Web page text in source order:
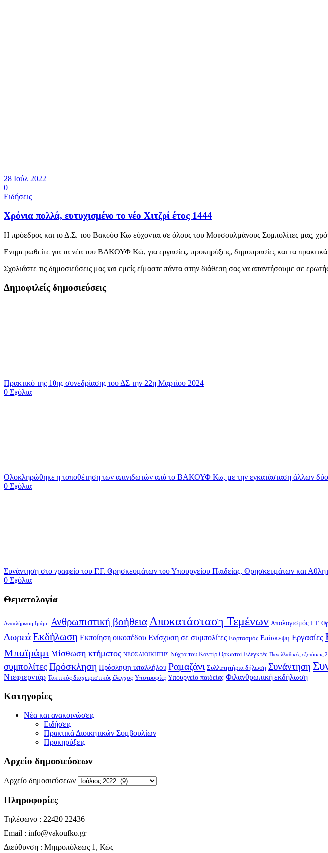
28 Ιούλ 2022
0
Ειδήσεις
Χρόνια πολλά, ευτυχισμένο το νέο Χιτζρί έτος 1444
Η πρόεδρος και το Δ.Σ. του Βακούφ Κω εύχονται σε όλους του Μουσουλμάνους Συμπολίτες μας,
Ενημερωθείτε για τα νέα του ΒΑΚΟΥΦ Κώ, για εργασίες, προκηρύξεις, δημοπρασίες και τα
Σχολιάστε τις δημοσιεύσεις μας και εμείς είμαστε πάντα στην διάθεση σας να απαντήσουμε σε
Δημοφιλείς δημοσιεύσεις
Πρακτικό της 10ης συνεδρίασης του ΔΣ την 22η Μαρτίου 2024
0 Σχόλια
Ολοκληρώθηκε η τοποθέτηση των απινιδωτών από το ΒΑΚΟΥΦ Κω, με την εγκατάσταση άλλων
0 Σχόλια
Συνάντηση στο γραφείο του Γ.Γ. Θρησκευμάτων του Υπουργείου Παιδείας, Θρησκευμάτων και
0 Σχόλια
Θεματολογία
Αναπλήρωση Ιμάμη Ανθρωπιστική βοήθεια Αποκατάσταση Τεμένων Απολογισμός Γ.Γ.
ΔωρεάΕκδήλωση Εκποίηση οικοπέδου Ενίσχυση σε συμπολίτες Εορτασμός Επίσκεψη Εργασίες
Μπαϊράμι Μίσθωση κτήματος ΝΕΟΣ ΔΙΟΙΚΗΤΗΣ Νύχτα του Καντίρ Ορκωτοί Ελεγκτές Πανελλαδικές εξετάσεις
συμπολίτες Πρόσκληση Πρόσληψη υπαλλήλου Ραμαζάνι Συλλυπητήρια δήλωση Συνάντηση
Ντεφτερντάρ Τακτικός διαχειριστικός έλεγχος Υποτροφίες Υπουργείο παιδείας Φιλανθρωπική εκδήλωση
Kατηγορίες
Νέα και ανακοινώσεις
Ειδήσεις
Πρακτικά Διοικητικών Συμβουλίων
Προκηρύξεις
Αρχείο δημοσιεύσεων
Αρχείο δημοσιεύσεων
Πληροφορίες
Τηλέφωνο : 22420 22436
Email : info@vakoufko.gr
Διεύθυνση : Μητροπόλεως 1, Κώς